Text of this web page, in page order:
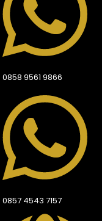
0858 9561 9866
0857 4543 7157